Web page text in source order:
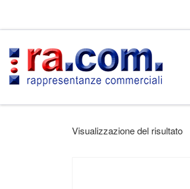
Visualizzazione del risultato